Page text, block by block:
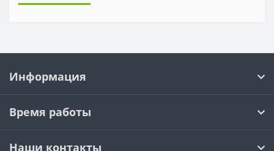
Информация
Время работы
Наши контакты